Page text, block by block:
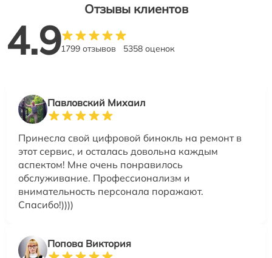
Отзывы клиентов
4.91799 отзывов 5358 оценок
Павловский Михаил
Принесла свой цифровой бинокль на ремонт в
этот сервис, и осталась довольна каждым
аспектом! Мне очень понравилось
обслуживание. Профессионализм и
внимательность персонала поражают.
Спасибо!))))
Попова Виктория